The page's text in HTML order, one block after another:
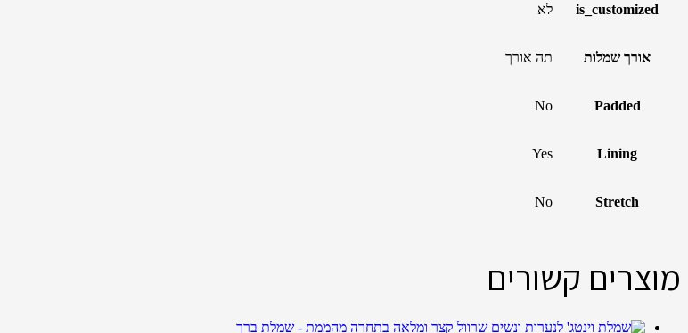
is_customized לא
אורך שמלות תה אורך
Padded
No
Lining
Yes
Stretch
No
מוצרים קשורים